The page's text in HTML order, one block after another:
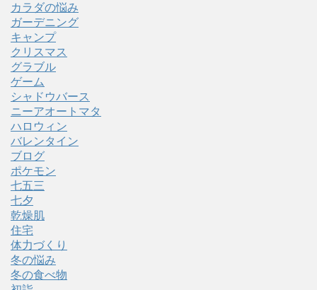
カラダの悩み
ガーデニング
キャンプ
クリスマス
グラブル
ゲーム
シャドウバース
ニーアオートマタ
ハロウィン
バレンタイン
ブログ
ポケモン
七五三
七夕
乾燥肌
住宅
体力づくり
冬の悩み
冬の食べ物